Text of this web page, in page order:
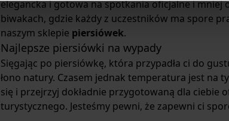
elegancka i gotowa na spotkania oficjalne i mniej
biwakach, gdzie każdy z uczestników ma spore
naszym sklepie piersiówek.
Najlepsze piersiówki na wypady
Sięgając po piersiówkę, która przypadła ci do
łono natury. Czasem jednak temperatura jest na
się i przejrzyj dokładnie przygotowaną dla ciebie
turystycznego. Jesteśmy pewni, że zapewni ci